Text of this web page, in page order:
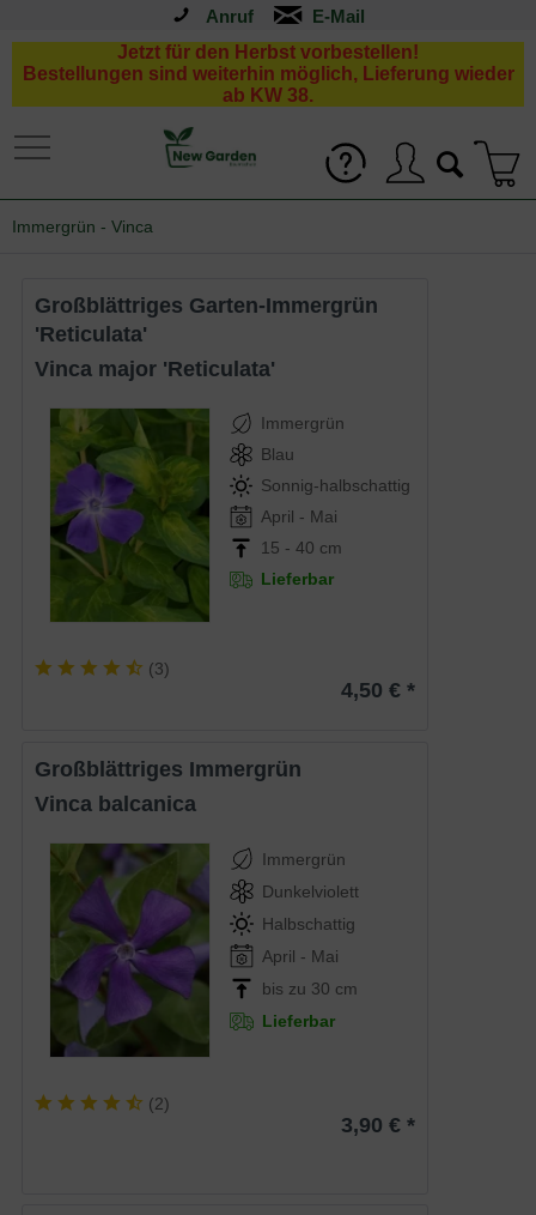
Anruf
Jetzt für den Herbst vorbestellen!
Bestellungen sind weiterhin möglich, Lieferung wieder
ab KW 38.
Immergrün - Vinca
Großblättriges Garten-Immergrün
'Reticulata'
Vinca major 'Reticulata'
Immergrün
Blau
Sonnig-halbschattig
April - Mai
15 - 40 cm
Lieferbar
(3)
4,50 € *
Großblättriges Immergrün
Vinca balcanica
Immergrün
Dunkelviolett
Halbschattig
April - Mai
bis zu 30 cm
Lieferbar
(2)
3,90 € *